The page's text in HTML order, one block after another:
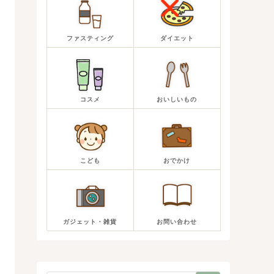
ファスティング ダイエット
コスメ おいしいもの
こども おでかけ
ガジェット・雑貨 お問い合わせ